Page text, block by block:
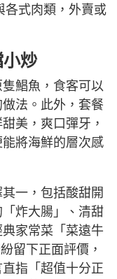
各式肉類，外賣或
炒
鯧魚，食客可以
法。此外，套餐
美，爽口彈牙，
將海鮮的層次感
一，包括酸甜開
炸大腸」、清甜
家常菜「菜遠牛
留下正面評價，
指「超值十分正